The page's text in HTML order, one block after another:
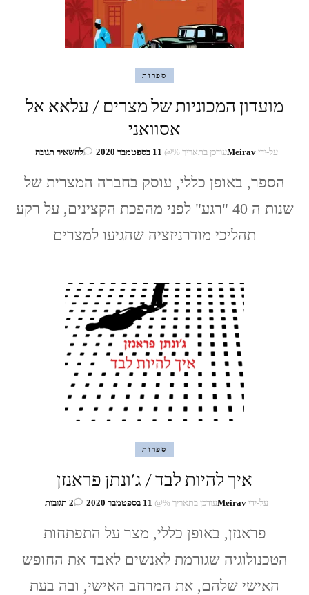
ספרות
מועדון המכוניות של מצרים / עלאא אל
אסוואני
על-ידי Meiravעודכן בתאריך %@ 11 בספטמבר 2020 להשאיר תגובהבנושא
המכוניות
מצרים
הספר, באופן כללי, עוסק בחברה המצרית של
שנות ה 40 "רגע" לפני מהפכת הקצינים, על רקע
תהליכי מודרניזציה שהגיעו למצרים
ספרות
איך להיות לבד / ג'ונתן פראנזן
על-ידי Meiravעודכן בתאריך %@ 11 בספטמבר 2020 2 תגובות
להיות
/
פראנזן
פראנזן, באופן כללי, מצר על התפתחות
הטכנולוגיה שגורמת לאנשים לאבד את החופש
האישי שלהם, את המרחב האישי, ובה בעת